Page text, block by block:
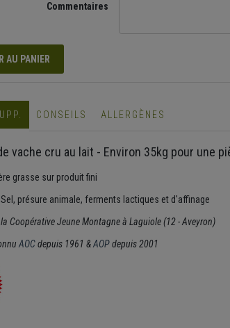
Commentaires
AU PANIER
CONSEILS ALLERGÈNES
vache cru au lait - Environ 35kg pour une
grasse sur produit fini
Sel, présure animale, ferments lactiques et d'affinage
Coopérative Jeune Montagne à Laguiole (12 - Aveyron)
AOCdepuis 1961 &AOPdepuis 2001